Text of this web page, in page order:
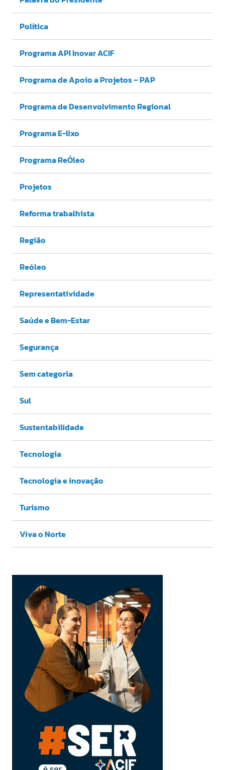
Política
Programa API Inovar ACIF
Programa de Apoio a Projetos – PAP
Programa de Desenvolvimento Regional
Programa E-lixo
Programa ReÓleo
Projetos
Reforma trabalhista
Região
Reóleo
Representatividade
Saúde e Bem-Estar
Segurança
Sem categoria
Sul
Sustentabilidade
Tecnologia
Tecnologia e inovação
Turismo
Viva o Norte